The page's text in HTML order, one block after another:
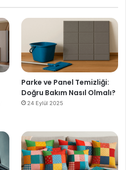
Parke ve Panel Temizliği:
Doğru Bakım Nasıl Olmalı?
24 Eylül 2025